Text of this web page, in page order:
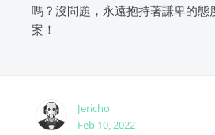
嗎？沒問題，永遠抱持著謙卑的態
案！
Jericho
Feb 10, 2022